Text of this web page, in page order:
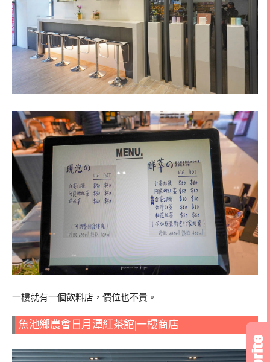
一樓就有一個飲料店，價位也不貴。
魚池鄉農會日月潭紅茶館|一樓商店